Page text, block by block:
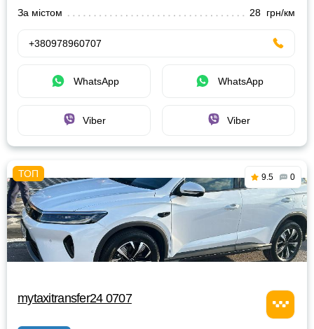
За містом
28 грн/км
+380978960707
WhatsApp WhatsApp
Viber Viber
9.5 0
mytaxitransfer24 0707